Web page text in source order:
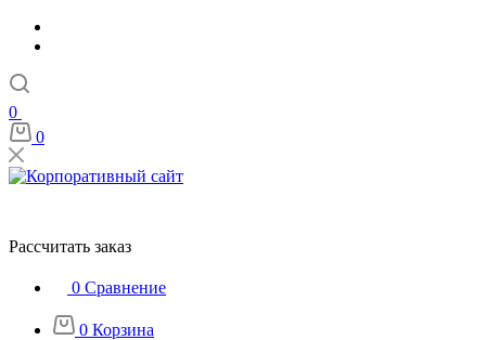
0
0
Рассчитать заказ
0 Сравнение
0 Корзина